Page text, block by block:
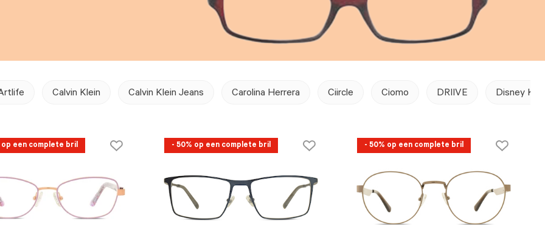
Calvin Klein Calvin Klein Jeans Carolina Herrera Ciircle Ciomo DRIIVE Disney
op een complete bril - 50% op een complete bril - 50% op een complete bril